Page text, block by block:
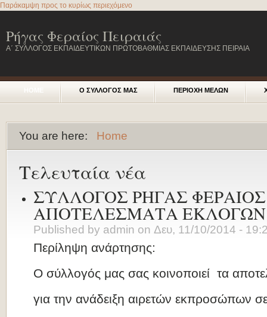
Παράκαμψη προς το κυρίως περιεχόμενο
Ρήγας Φεραίος Πειραιάς
Α΄ ΣΥΛΛΟΓΟΣ ΕΚΠΑΙΔΕΥΤΙΚΩΝ ΠΡΩΤΟΒΑΘΜΙΑΣ ΕΚΠΑΙΔΕΥΣΗΣ ΠΕΙΡΑΙΑ
HOME Ο ΣΥΛΛΟΓΟΣ ΜΑΣ ΠΕΡΙΟΧΗ ΜΕΛΩΝ
You are here: Home
Τελευταία νέα
ΣΥΛΛΟΓΟΣ ΡΗΓΑΣ
ΑΠΟΤΕΛΕΣΜΑΤΑ
Published by admin on Δευ, 11/10/2014 -
Περίληψη ανάρτησης:
Ο σύλλογός μας σας κοινοποιεί τα
για την ανάδειξη αιρετών εκπροσώπων